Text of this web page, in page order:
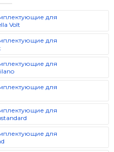
для
Volt
для
для
для
для
для